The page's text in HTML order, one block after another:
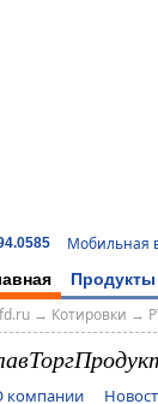
Мобильная
Продукты
→ Котировки →
компании